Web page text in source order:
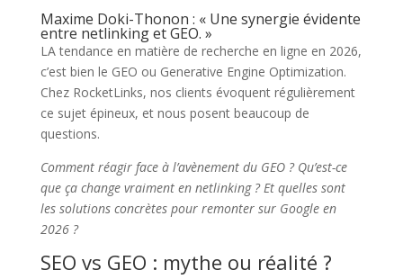
Maxime Doki-Thonon : « Une synergie évidente
entre netlinking et GEO. »
LA tendance en matière de recherche en ligne en 2026,
c’est bien le GEO ou Generative Engine Optimization.
Chez RocketLinks, nos clients évoquent régulièrement
ce sujet épineux, et nous posent beaucoup de
questions.
Comment réagir face à l’avènement du GEO ? Qu’est-ce
que ça change vraiment en netlinking ? Et quelles sont
les solutions concrètes pour remonter sur Google en
2026 ?
SEO vs GEO : mythe ou réalité ?